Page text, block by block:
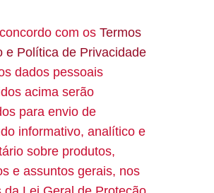
com os Termos
e Política de Privacidade
dados pessoais
acima serão
para envio de
informativo, analítico e
sobre produtos,
e assuntos gerais, nos